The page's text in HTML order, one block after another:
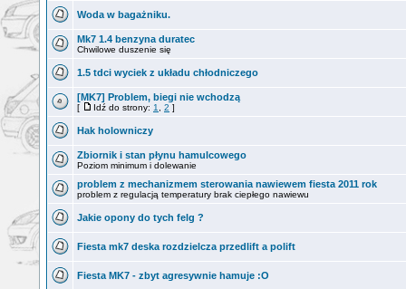
Woda w bagażniku.
Mk7 1.4 benzyna duratec
Chwilowe duszenie się
1.5 tdci wyciek z układu chłodniczego
[MK7] Problem, biegi nie wchodzą
[ Idź do strony: 1 2 ]
Hak holowniczy
Zbiornik i stan płynu hamulcowego
Poziom minimum i dolewanie
problem z mechanizmem sterowania nawiewem fiesta 2011 rok
problem z regulacją temperatury brak ciepłego nawiewu
Jakie opony do tych felg ?
Fiesta mk7 deska rozdzielcza przedlift a polift
Fiesta MK7 - zbyt agresywnie hamuje :O